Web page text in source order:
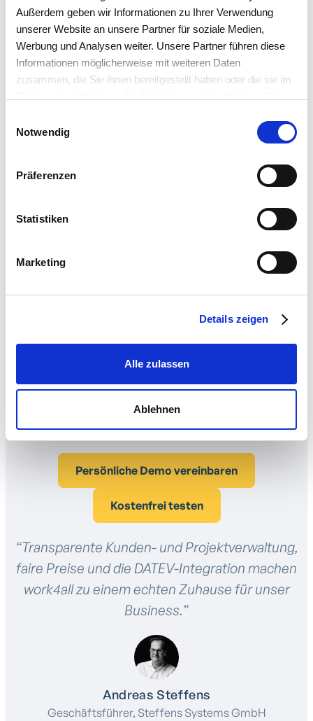
Außerdem geben wir Informationen zu Ihrer Verwendung
unserer Website an unsere Partner für soziale Medien,
Werbung und Analysen weiter. Unsere Partner führen diese
Informationen möglicherweise mit weiteren Daten
zusammen, die Sie ihnen bereitgestellt haben oder die sie im
Datenschutzerklärung
Notwendig
Präferenzen
Statistiken
Marketing
Details zeigen
Alle zulassen
Ablehnen
Anzeige verfügbarer Mengen bei der
Angebots- oder Auftragserstellung
Bringen Sie Ihre wachsenden
Unternehmensprozesse in ein
Kunden
Artikel,
. Alles übersichtlich integriert in einer
Software.
Eine Schaltzentrale statt vieler Spezialtools und
Notlösungen
Erfahrene Prozess- und Digitalisierungs-
spezialisten an Ihrer Seite
Einfache Bedienung für alle Abteilungen - auch
von unterwegs
Persönliche Demo vereinbaren
Kostenfrei testen
“Transparente Kunden- und Projektverwaltung,
faire Preise und die DATEV-Integration machen
work4all zu einem echten Zuhause für unser
Business.”
Andreas Steffens
Geschäftsführer, Steffens Systems GmbH